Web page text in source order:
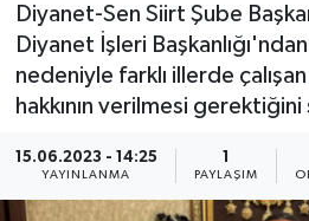
Diyanet-Sen Siirt Şube
Diyanet İşleri
nedeniyle farklı illerde
hakkının verilmesi
15.06.2023 - 14:25
YAYINLANMA
1
PAYLAŞIM
KÜLTÜR-SANAT
SAĞLIK-YAŞAM
Son Dakika Haberleri
Haber Arşivi